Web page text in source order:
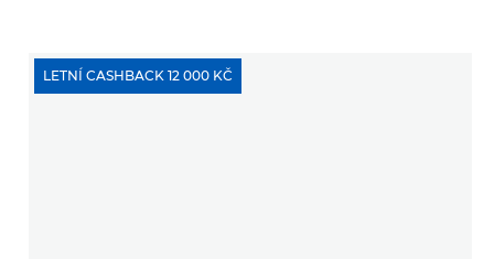
LETNÍ CASHBACK 12 000 KČ